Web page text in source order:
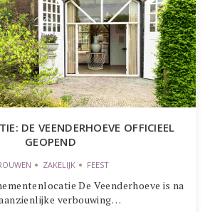
DE VEENDERHOEVE OFFICIEEL
GEOPEND
ZAKELIJK FEEST
De Veenderhoeve is na
verbouwing…